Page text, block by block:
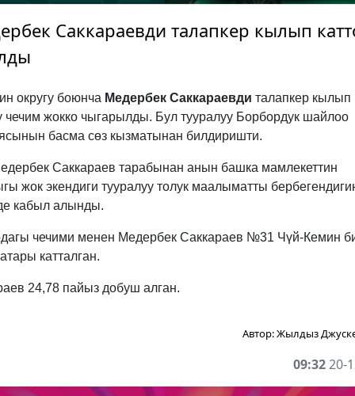
Саккараевди талапкер кылып
округу боюнча Медербек Саккараевди талапкер кылып
чечим жокко чыгарылды. Бул тууралуу Борбордук шайлоо
басма сөз кызматынан билдиришти.
Саккараев тарабынан анын башка мамлекеттин
жок экендиги тууралуу толук маалыматты
кабыл алынды.
чечими менен Медербек Саккараев №31 Чүй-Кемин
катталган.
24,78 пайыз добуш алган.
Автор:Жылдыз
09:3220-